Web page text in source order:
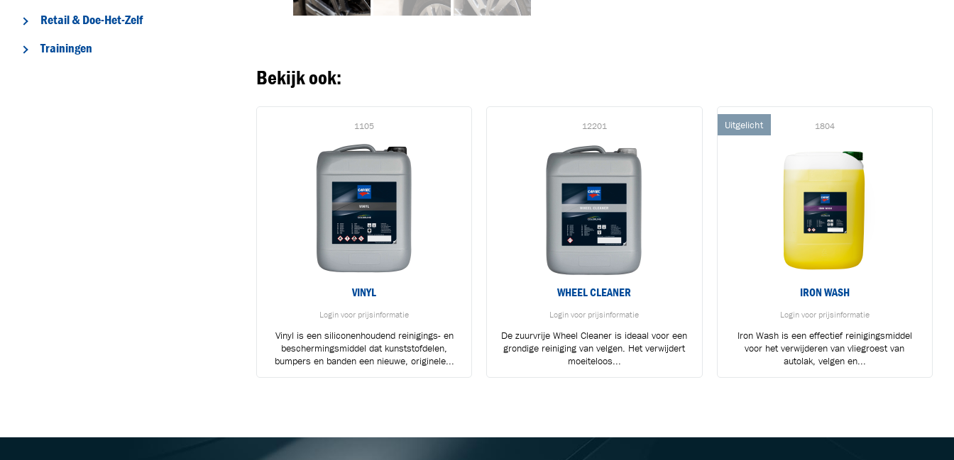
Retail & Doe-Het-Zelf
Trainingen
Bekijk ook:
1105
VINYL
Login voor prijsinformatie
Vinyl is een siliconenhoudend reinigings- en
beschermingsmiddel dat kunststofdelen,
bumpers en banden een nieuwe, originele...
12201
WHEEL CLEANER
Login voor prijsinformatie
De zuurvrije Wheel Cleaner is ideaal voor een
grondige reiniging van velgen. Het verwijdert
moeiteloos...
Uitgelicht 1804
IRON WASH
Login voor prijsinformatie
Iron Wash is een effectief reinigingsmiddel
voor het verwijderen van vliegroest van
autolak, velgen en...
VERDER WINKELEN
BLIJF OP DE HOOGTE VIA ONZE NIEUWSBRIEF
Ontvang vakgerelateerde tips,